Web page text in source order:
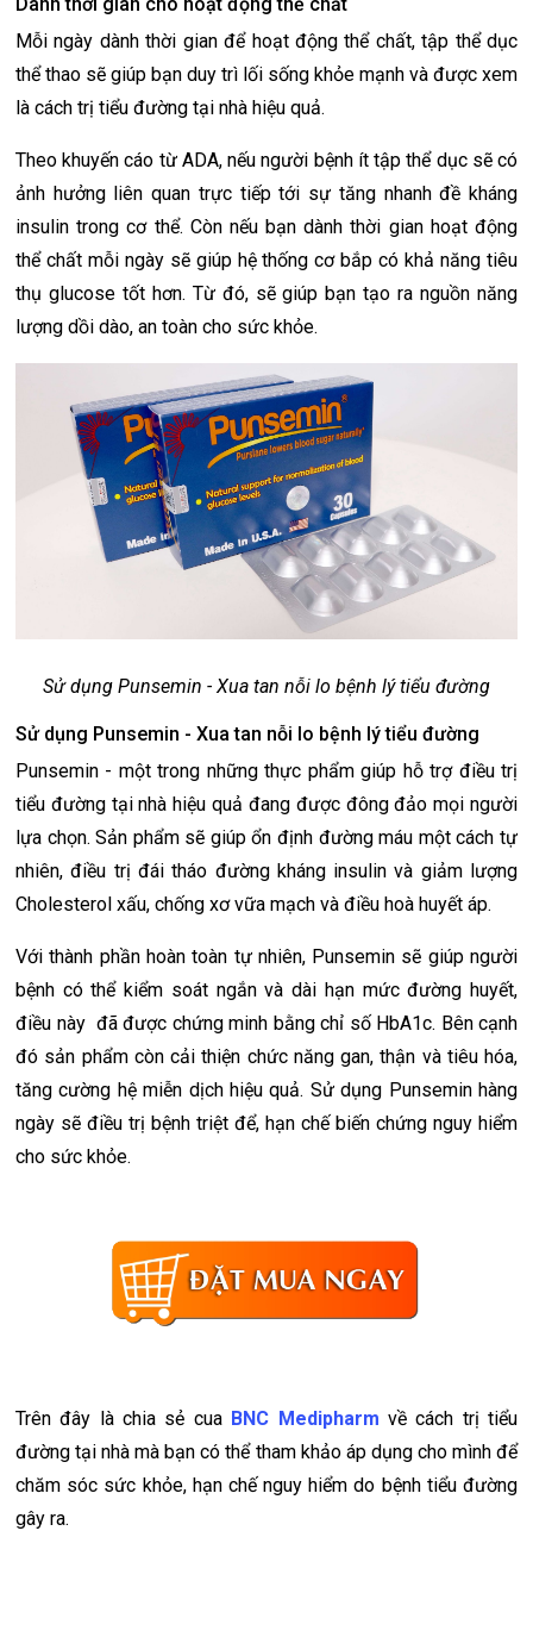
Mỗi ngày dành thời gian để hoạt động thể chất, tập thể dục
thể thao sẽ giúp bạn duy trì lối sống khỏe mạnh và được xem
là cách trị tiểu đường tại nhà hiệu quả.
Theo khuyến cáo từ ADA, nếu người bệnh ít tập thể dục sẽ có
ảnh hưởng liên quan trực tiếp tới sự tăng nhanh đề kháng
insulin trong cơ thể. Còn nếu bạn dành thời gian hoạt động
thể chất mỗi ngày sẽ giúp hệ thống cơ bắp có khả năng tiêu
thụ glucose tốt hơn. Từ đó, sẽ giúp bạn tạo ra nguồn năng
lượng dồi dào, an toàn cho sức khỏe.
Sử dụng Punsemin - Xua tan nỗi lo bệnh lý tiểu đường
Sử dụng Punsemin - Xua tan nỗi lo bệnh lý tiểu đường
Punsemin - một trong những thực phẩm giúp hỗ trợ điều trị
tiểu đường tại nhà hiệu quả đang được đông đảo mọi người
lựa chọn. Sản phẩm sẽ giúp ổn định đường máu một cách tự
nhiên, điều trị đái tháo đường kháng insulin và giảm lượng
Cholesterol xấu, chống xơ vữa mạch và điều hoà huyết áp.
Với thành phần hoàn toàn tự nhiên, Punsemin sẽ giúp người
bệnh có thể kiểm soát ngắn và dài hạn mức đường huyết,
điều này đã được chứng minh bằng chỉ số HbA1c. Bên cạnh
đó sản phẩm còn cải thiện chức năng gan, thận và tiêu hóa,
tăng cường hệ miễn dịch hiệu quả. Sử dụng Punsemin hàng
ngày sẽ điều trị bệnh triệt để, hạn chế biến chứng nguy hiểm
cho sức khỏe.
Trên đây là chia sẻ cua BNC Medipharm về cách trị tiểu
đường tại nhà mà bạn có thể tham khảo áp dụng cho mình để
chăm sóc sức khỏe, hạn chế nguy hiểm do bệnh tiểu đường
gây ra.